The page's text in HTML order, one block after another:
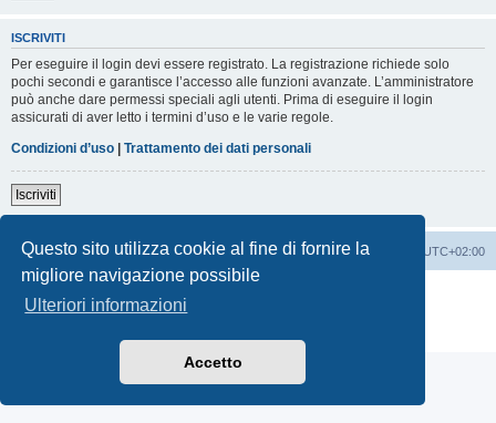
Questo sito utilizza cookie al fine di fornire la
migliore navigazione possibile
Ulteriori informazioni
Accetto
ISCRIVITI
Per eseguire il login devi essere registrato. La registrazione richiede solo
pochi secondi e garantisce l’accesso alle funzioni avanzate. L’amministratore
può anche dare permessi speciali agli utenti. Prima di eseguire il login
assicurati di aver letto i termini d’uso e le varie regole.
Condizioni d’uso | Trattamento dei dati personali
Iscriviti
Indice Tutti gli orari sono UTC+02:00
Cancella cookie
Contattaci
Traduzione Italiana